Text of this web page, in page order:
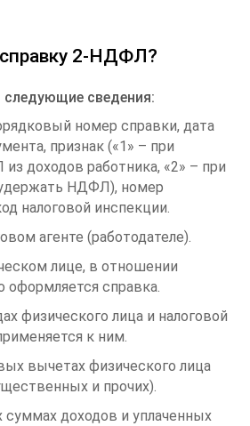
2-НДФЛ?
следующие сведения:
номер справки, дата
признак («1» – при
доходов работника, «2» – при
НДФЛ), номер
налоговой инспекции.
агенте (работодателе).
лице, в отношении
оформляется справка.
физического лица и налоговой
к ним.
вычетах физического лица
и прочих).
доходов и уплаченных